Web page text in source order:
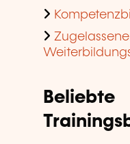
Beliebte